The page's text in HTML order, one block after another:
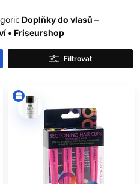
se používají k přidržení
pramenů a upevnění účesu.
vkládá směrem k hlavě,
kovových pomůcek na
vytvořit tlak.
U jsou vhodné zejména k
účesů. Nepracují jako pevně
část účesu a kotví ji do
vybírejte podle objemu
vlasů.
Doplňky do vlasů –
• Friseurshop
Filtrovat